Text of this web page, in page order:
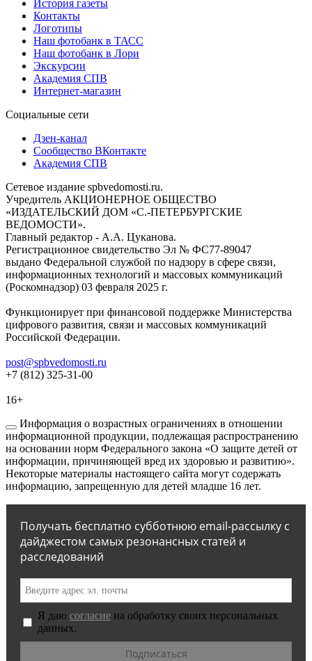
История газеты
Контакты
Логотипы
Наш фотобанк в ТАСС
Наш фотобанк в Лори
Экскурсии
Академия СПВ
Интернет-магазин
Социальные сети
Дзен-канал
Сообщество ВКонтакте
Академия СПВ
Сетевое издание spbvedomosti.ru.
Учредитель АКЦИОНЕРНОЕ ОБЩЕСТВО
«ИЗДАТЕЛЬСКИЙ ДОМ «С.-ПЕТЕРБУРГСКИЕ
ВЕДОМОСТИ».
Главный редактор - А.А. Цуканова.
Регистрационное свидетельство Эл № ФС77-89047
выдано Федеральной службой по надзору в сфере связи,
информационных технологий и массовых коммуникаций
(Роскомнадзор) 03 февраля 2025 г.
Функционирует при финансовой поддержке Министерства
цифрового развития, связи и массовых коммуникаций
Российской Федерации.
post@spbvedomosti.ru
+7 (812) 325-31-00
16+
Информация о возрастных ограничениях в отношении
информационной продукции, подлежащая распространению
на основании норм Федерального закона «О защите детей от
информации, причиняющей вред их здоровью и развитию».
Некоторые материалы настоящего сайта могут содержать
информацию, запрещенную для детей младше 16 лет.
Получать бесплатно субботнюю email-рассылку с
дайджестом самых резонансных статей и
расследований
Я даю согласие на обработку своих персональных
данных.